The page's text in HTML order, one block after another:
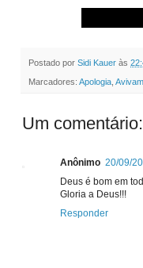
Postado por Sidi Kauer às
Marcadores: Apologia,
Um comentário:
Anônimo 20/09/
Deus é bom em
Gloria a Deus!!!
Responder